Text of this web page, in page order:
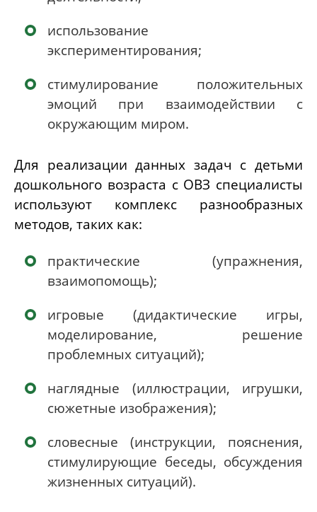
использование
экспериментирования;
стимулирование положительных
эмоций при взаимодействии с
окружающим миром.
Для реализации данных задач с детьми
дошкольного возраста с ОВЗ специалисты
используют комплекс разнообразных
методов, таких как:
практические (упражнения,
взаимопомощь);
игровые (дидактические игры,
моделирование, решение
проблемных ситуаций);
наглядные (иллюстрации, игрушки,
сюжетные изображения);
словесные (инструкции, пояснения,
стимулирующие беседы, обсуждения
жизненных ситуаций).